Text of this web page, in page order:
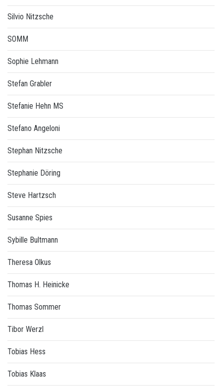
Silvio Nitzsche
SOMM
Sophie Lehmann
Stefan Grabler
Stefanie Hehn MS
Stefano Angeloni
Stephan Nitzsche
Stephanie Döring
Steve Hartzsch
Susanne Spies
Sybille Bultmann
Theresa Olkus
Thomas H. Heinicke
Thomas Sommer
Tibor Werzl
Tobias Hess
Tobias Klaas